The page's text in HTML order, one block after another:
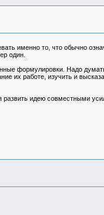
именно то, что обычно
один.
формулировки. Надо
их работе, изучить и
идею совместными